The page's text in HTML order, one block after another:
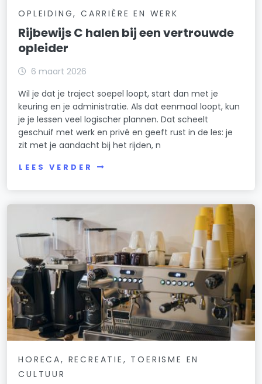
OPLEIDING, CARRIÈRE EN WERK
Rijbewijs C halen bij een vertrouwde
opleider
6 maart 2026
Wil je dat je traject soepel loopt, start dan met je
keuring en je administratie. Als dat eenmaal loopt, kun
je je lessen veel logischer plannen. Dat scheelt
geschuif met werk en privé en geeft rust in de les: je
zit met je aandacht bij het rijden, n
LEES VERDER
HORECA, RECREATIE, TOERISME EN
CULTUUR